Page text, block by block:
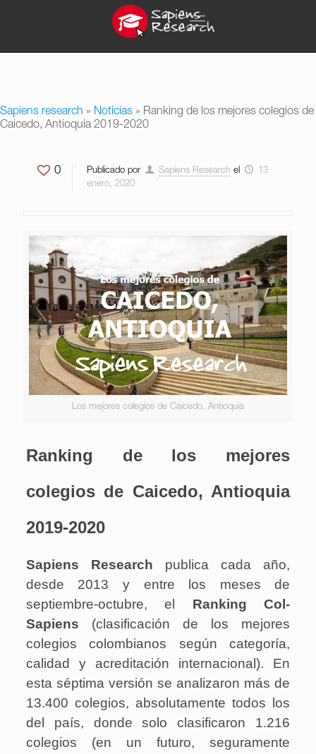
Sapiens research » Noticias » Ranking de los mejores colegios de
Caicedo, Antioquia 2019-2020
0 Publicado por Sapiens Research el
13
enero, 2020
Los mejores colegios de Caicedo, Antioquia
Ranking de los mejores
colegios de Caicedo, Antioquia
2019-2020
Sapiens Research publica cada año,
desde 2013 y entre los meses de
septiembre-octubre, el Ranking Col-
Sapiens (clasificación de los mejores
colegios colombianos según categoría,
calidad y acreditación internacional). En
esta séptima versión se analizaron más de
13.400 colegios, absolutamente todos los
del país, donde solo clasificaron 1.216
colegios (en un futuro, seguramente